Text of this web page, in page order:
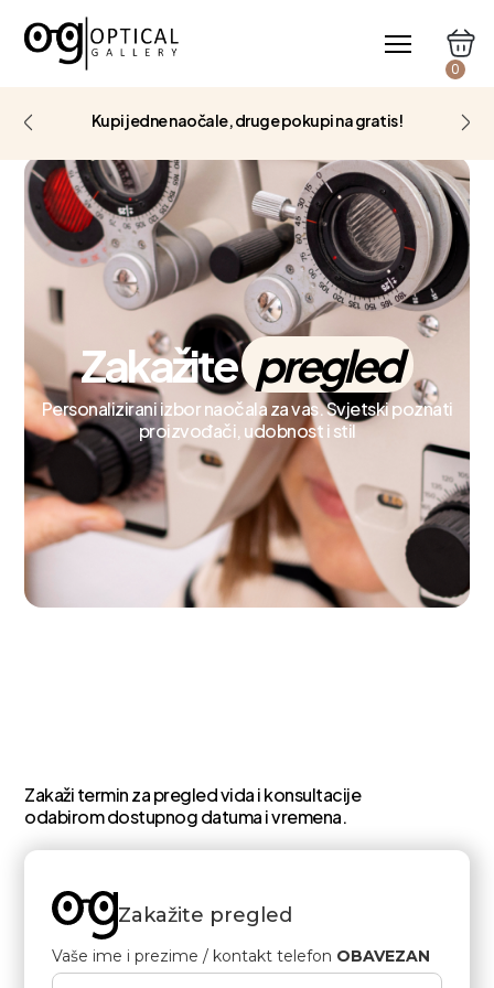
0
Kupi jedne naočale, druge pokupi na gratis!
Zakažite pregled
Personalizirani izbor naočala za vas. Svjetski poznati
proizvođači, udobnost i stil
Zakaži termin za pregled vida i konsultacije
odabirom dostupnog datuma i vremena.
Zakažite pregled
Vaše ime i prezime / kontakt telefon OBAVEZAN